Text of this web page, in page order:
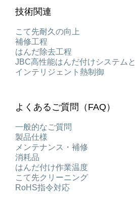
技術関連
こて先耐久の向上
補修工程
はんだ除去工程
JBC高性能はんだ付けシステムと
インテリジェント熱制御
よくあるご質問（FAQ）
一般的なご質問
製品仕様
メンテナンス・補修
消耗品
はんだ付け作業温度
こて先クリーニング
RoHS指令対応